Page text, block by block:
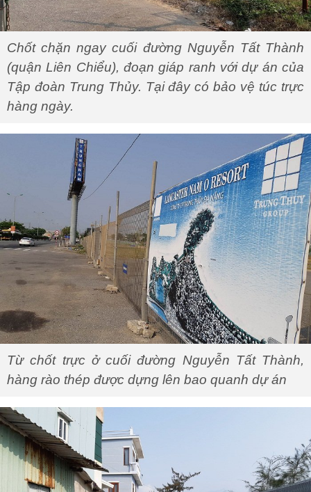
Chốt chặn ngay cuối đường Nguyễn Tất Thành
(quận Liên Chiểu), đoạn giáp ranh với dự án của
Tập đoàn Trung Thủy. Tại đây có bảo vệ túc trực
hàng ngày.
Từ chốt trực ở cuối đường Nguyễn Tất Thành,
hàng rào thép được dựng lên bao quanh dự án